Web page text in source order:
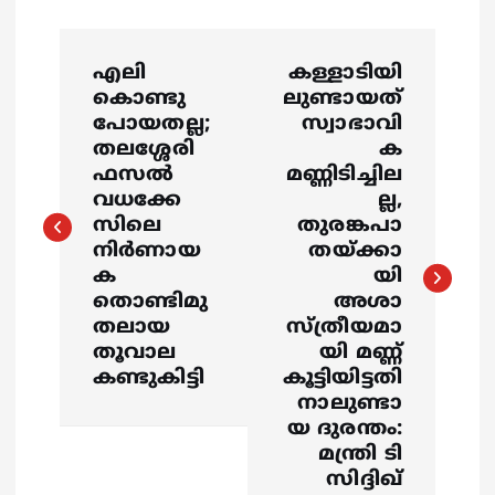
t
എലി
കൊണ്ടു
പോയതല്ല;
തലശ്ശേരി
ഫസല്‍
വധക്കേ
സിലെ
നിര്‍ണായ
ക
തൊണ്ടിമു
തലായ
തൂവാല
കണ്ടുകിട്ടി
കള്ളാടിയി
ലുണ്ടായത്
സ്വാഭാവി
ക
മണ്ണിടിച്ചില
ല്ല,
തുരങ്കപാ
തയ്ക്കാ
യി
അശാ
സ്ത്രീയമാ
യി മണ്ണ്
കൂട്ടിയിട്ടതി
നാലുണ്ടാ
യ ദുരന്തം:
മന്ത്രി ടി
സിദ്ദിഖ്